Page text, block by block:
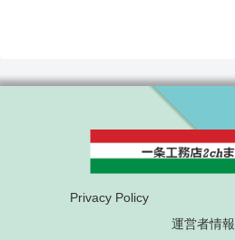
Privacy Policy
運営者情報